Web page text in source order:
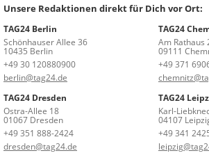
Unsere Redaktionen direkt für Dich vor Ort:
TAG24 Berlin
Schönhauser Allee 36
10435 Berlin
+49 30 120880900
berlin@tag24.de
TAG24
Am Rathaus
09111
+49 371
TAG24 Dresden
Ostra-Allee 18
01067 Dresden
+49 351 888-2424
dresden@tag24.de
TAG24
Karl-
04107
+49 341